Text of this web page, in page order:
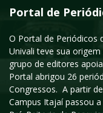
Portal de
O Portal de Periódicos
Univali teve sua
grupo de editores
Portal abrigou 26
Congressos. A partir
Campus Itajaí passou